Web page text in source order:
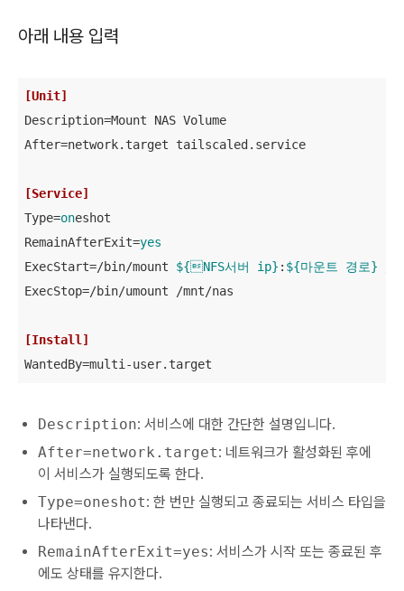
아래 내용 입력
[Unit]
Description
After=network.target tailscaled.service
[Service]
Type=on
RemainAfterExit=yes
ExecStart=/bin/mount ${NFS서버 ip} : ${마운트 경로}
ExecStop=/bin/umount /mnt/nas
[Install]
WantedBy=multi-user.target
Description: 서비스에 대한 간단한 설명입니다.
After=network.target: 네트워크가 활성화된 후에
이 서비스가 실행되도록 한다.
Type=oneshot: 한 번만 실행되고 종료되는 서비스 타입을
나타낸다.
RemainAfterExit=yes: 서비스가 시작 또는 종료된 후
에도 상태를 유지한다.